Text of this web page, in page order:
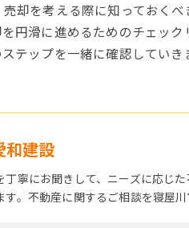
却を考える際に知っておく
円滑に進めるためのチェッ
テップを一緒に確認していき
和建設
丁寧にお聞きして、ニーズに応じ
す。不動産に関するご相談を寝屋川